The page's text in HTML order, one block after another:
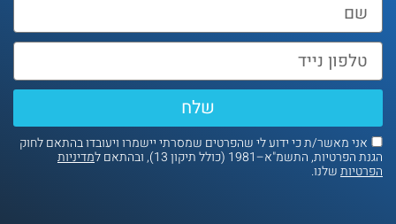
אני מאשר/ת כי ידוע לי שהפרטים שמסרתי יישמרו ויעובדו בהתאם לחוק
הפרטיות, התשמ"א–1981 (כולל תיקון 13), ובהתאם ל מדיניות
שלנו.
שלח